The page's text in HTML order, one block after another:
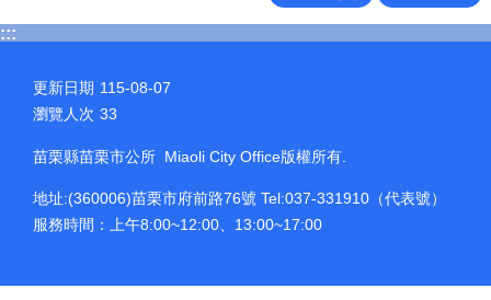
:::
更新日期 115-08-07
瀏覽人次 33
苗栗縣苗栗市公所 Miaoli City Office版權所有.
地址:(360006)苗栗市府前路76號 Tel:037-331910（代表號）
服務時間：上午8:00~12:00、13:00~17:00